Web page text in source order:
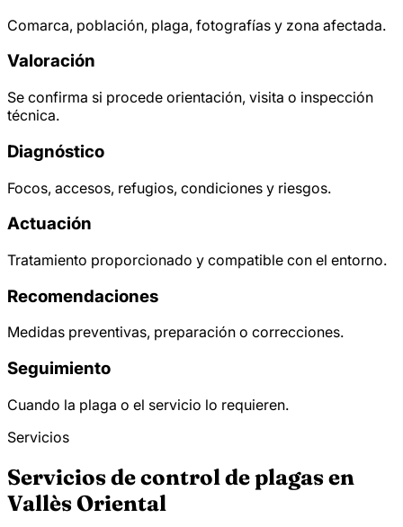
Comarca, población, plaga, fotografías y zona afectada.
Valoración
Se confirma si procede orientación, visita o inspección
técnica.
Diagnóstico
Focos, accesos, refugios, condiciones y riesgos.
Actuación
Tratamiento proporcionado y compatible con el entorno.
Recomendaciones
Medidas preventivas, preparación o correcciones.
Seguimiento
Cuando la plaga o el servicio lo requieren.
Servicios
Servicios de control de plagas en
Vallès Oriental